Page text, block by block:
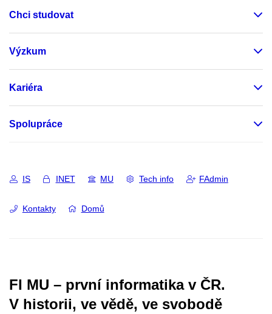
Chci studovat
Výzkum
Kariéra
Spolupráce
IS INET MU Tech info FAdmin
Kontakty Domů
FI MU – první informatika v ČR.
V historii, ve vědě, ve svobodě